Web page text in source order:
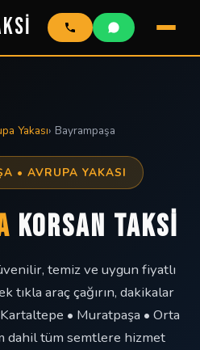
Yakası› Bayrampaşa
• AVRUPA YAKASI
KORSAN TAKSİ
temiz ve uygun fiyatlı
tıkla araç çağırın, dakikalar
Kartaltepe • Muratpaşa • Orta
dahil tüm semtlere hizmet